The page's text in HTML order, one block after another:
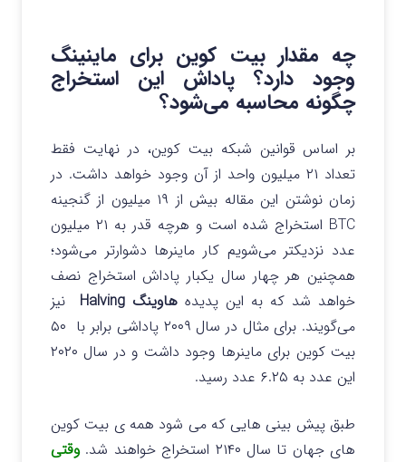
چه مقدار بیت کوین برای ماینینگ
وجود دارد؟ پاداش این استخراج
چگونه محاسبه می‌شود؟
بر اساس قوانین شبکه بیت کوین، در نهایت فقط
تعداد ۲۱ میلیون واحد از آن وجود خواهد داشت. در
زمان نوشتن این مقاله بیش از ۱۹ میلیون از گنجینه
BTC استخراج شده است و هرچه قدر به ۲۱ میلیون
عدد نزدیکتر می‌شویم کار ماینرها دشوارتر می‌شود؛
همچنین هر چهار سال یکبار پاداش استخراج نصف
خواهد شد که به این پدیده هاوینگ Halving
نیز
می‌گویند. برای مثال در سال ۲۰۰۹ پاداشی برابر با ۵۰
بیت کوین برای ماینرها وجود داشت و در سال ۲۰۲۰
این عدد به ۶.۲۵ عدد رسید.
طبق پیش بینی هایی که می شود همه ی بیت کوین
های جهان تا سال ۲۱۴۰ استخراج خواهند شد.
وقتی